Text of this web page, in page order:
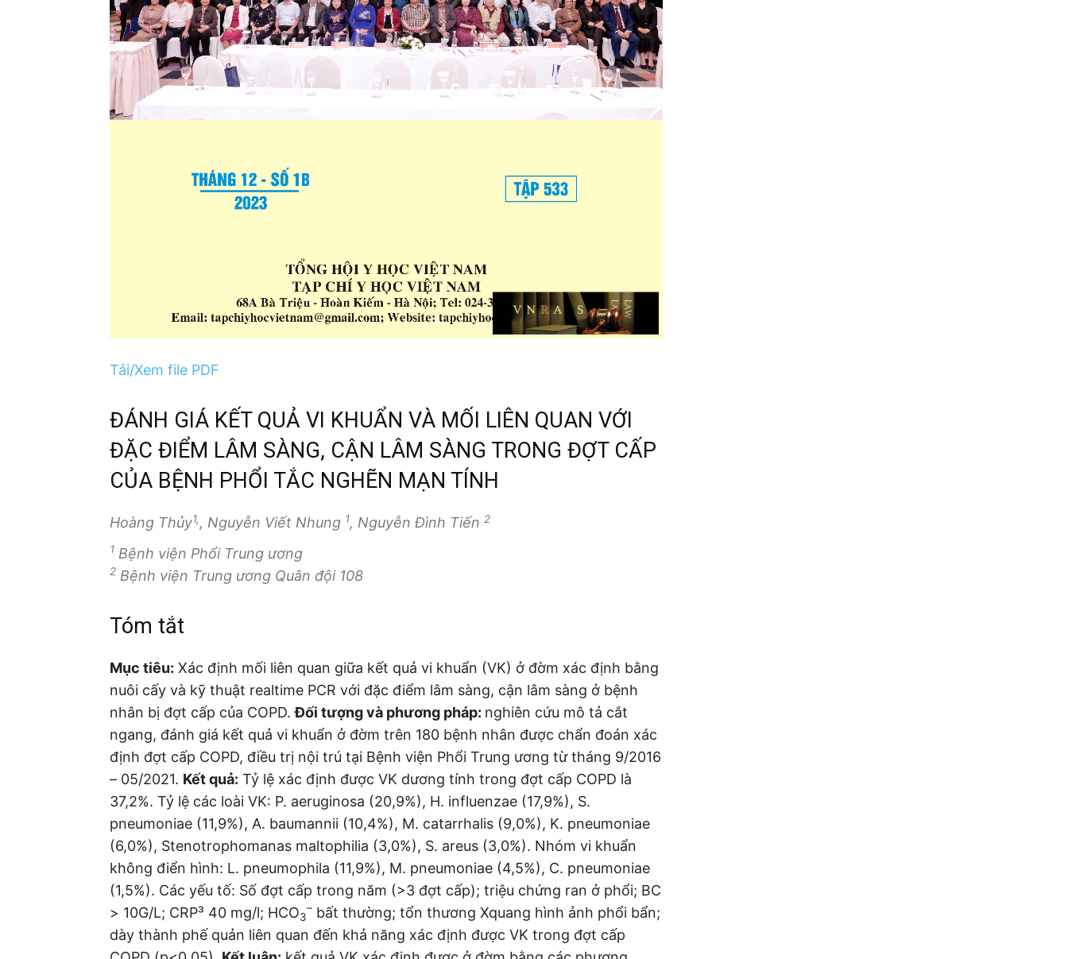
Tải/Xem file PDF
ĐÁNH GIÁ KẾT QUẢ VI KHUẨN VÀ MỐI LIÊN QUAN VỚI
ĐẶC ĐIỂM LÂM SÀNG, CẬN LÂM SÀNG TRONG ĐỢT CẤP
CỦA BỆNH PHỔI TẮC NGHẼN MẠN TÍNH
Hoàng Thủy1,, Nguyễn Viết Nhung 1, Nguyễn Đình Tiến 2
1 Bệnh viện Phổi Trung ương
2 Bệnh viện Trung ương Quân đội 108
Tóm tắt
Mục tiêu: Xác định mối liên quan giữa kết quả vi khuẩn (VK) ở đờm xác định bằng
nuôi cấy và kỹ thuật realtime PCR với đặc điểm lâm sàng, cận lâm sàng ở bệnh
nhân bị đợt cấp của COPD.Đối tượng và phương pháp: nghiên cứu mô tả cắt
ngang, đánh giá kết quả vi khuẩn ở đờm trên 180 bệnh nhân được chẩn đoán xác
định đợt cấp COPD, điều trị nội trú tại Bệnh viện Phổi Trung ương từ tháng 9/2016
– 05/2021. Kết quả: Tỷ lệ xác định được VK dương tính trong đợt cấp COPD là
37,2%. Tỷ lệ các loài VK: P. aeruginosa (20,9%), H. influenzae (17,9%), S.
pneumoniae (11,9%), A. baumannii (10,4%), M. catarrhalis (9,0%), K. pneumoniae
(6,0%), Stenotrophomanas maltophilia (3,0%), S. areus (3,0%). Nhóm vi khuẩn
không điển hình: L. pneumophila (11,9%), M. pneumoniae (4,5%), C. pneumoniae
(1,5%). Các yếu tố: Số đợt cấp trong năm (>3 đợt cấp); triệu chứng ran ở phổi; BC
> 10G/L; CRP³ 40 mg/l; HCO3
– bất thường; tổn thương Xquang hình ảnh phổi bẩn;
dày thành phế quản liên quan đến khả năng xác định được VK trong đợt cấp